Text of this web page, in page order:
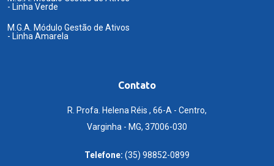
- Linha Verde
M.G.A. Módulo Gestão de Ativos
- Linha Amarela
Contato
R. Profa. Helena Réis , 66-A - Centro,
Varginha - MG, 37006-030
Telefone: (35) 98852-0899